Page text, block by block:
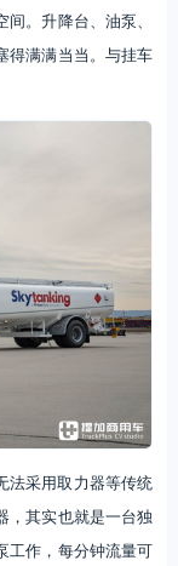
。升降台、油泵、
得满满当当。与挂车
法采用取力器等传统
，其实也就是一台独
工作，每分钟流量可